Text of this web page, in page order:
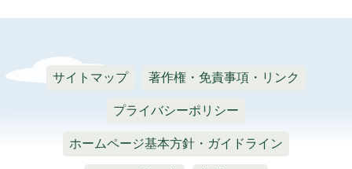
サイトマップ 著作権・免責事項・リンク
プライバシーポリシー
ホームページ基本方針・ガイドライン